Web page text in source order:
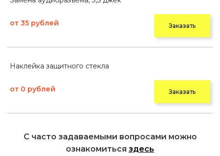
от 35 рублей Заказать
Наклейка защитного стекла
от 0 рублей Заказать
С часто задаваемыми вопросами можно
ознакомиться здесь